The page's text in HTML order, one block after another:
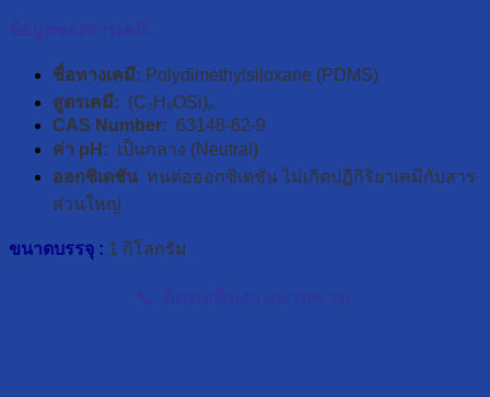
ชื่อทางเคมี: Polydimethylsiloxane (PDMS)
สูตรเคมี: (C₂H₆OSi)ₙ
CAS Number: 63148-62-9
ค่า pH: เป็นกลาง (Neutral)
ออกซิเดชัน ทนต่อออกซิเดชัน ไม่เกิดปฏิกิริยาเคมีกับสาร
ส่วนใหญ่
ขนาดบรรจุ : 1 กิโลกรัม